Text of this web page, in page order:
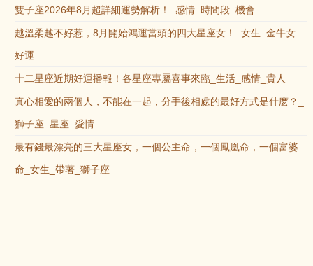
雙子座2026年8月超詳細運勢解析！_感情_時間段_機會
越溫柔越不好惹，8月開始鴻運當頭的四大星座女！_女生_金牛女_
好運
十二星座近期好運播報！各星座專屬喜事來臨_生活_感情_貴人
真心相愛的兩個人，不能在一起，分手後相處的最好方式是什麽？_
獅子座_星座_愛情
最有錢最漂亮的三大星座女，一個公主命，一個鳳凰命，一個富婆
命_女生_帶著_獅子座